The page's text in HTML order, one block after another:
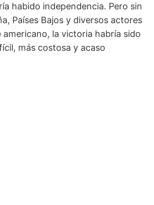
habido independencia. Pero sin
Países Bajos y diversos actores
la victoria habría sido
más costosa y acaso